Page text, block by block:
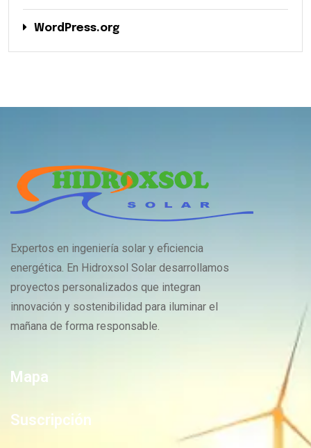
WordPress.org
Expertos en ingeniería solar y eficiencia
energética. En Hidroxsol Solar desarrollamos
proyectos personalizados que integran
innovación y sostenibilidad para iluminar el
mañana de forma responsable.
Mapa
Suscripción